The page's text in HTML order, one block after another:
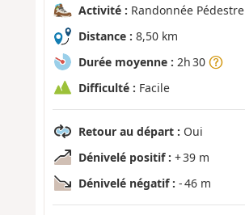
Activité : Randonnée Pédestre
Distance : 8,50 km
Durée moyenne : 2h 30
Difficulté : Facile
Retour au départ : Oui
Dénivelé positif : + 39 m
Dénivelé négatif : - 46 m